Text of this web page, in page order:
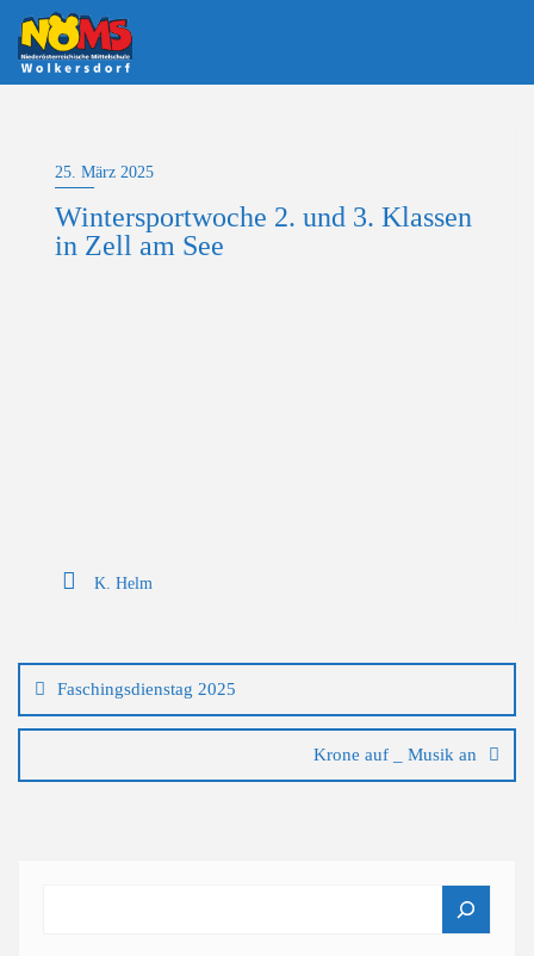
Skip
content
25. März 2025
Wintersportwoche 2. und 3. Klassen
in Zell am See
K. Helm
Faschingsdienstag 2025
Krone auf _ Musik an